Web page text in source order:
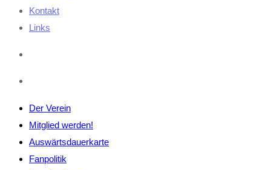
Kontakt
Links
Der Verein
Mitglied werden!
Auswärtsdauerkarte
Fanpolitik